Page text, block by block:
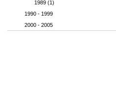
1989 (1)
1990 - 1999
2000 - 2005